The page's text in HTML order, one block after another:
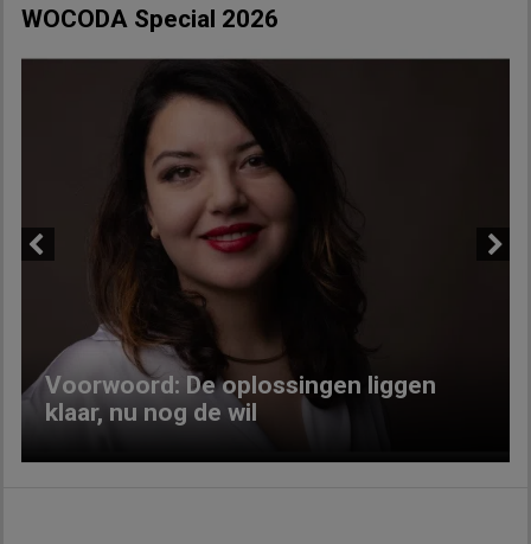
WOCODA Special 2026
Voorwoord: De oplossingen liggen
klaar, nu nog de wil